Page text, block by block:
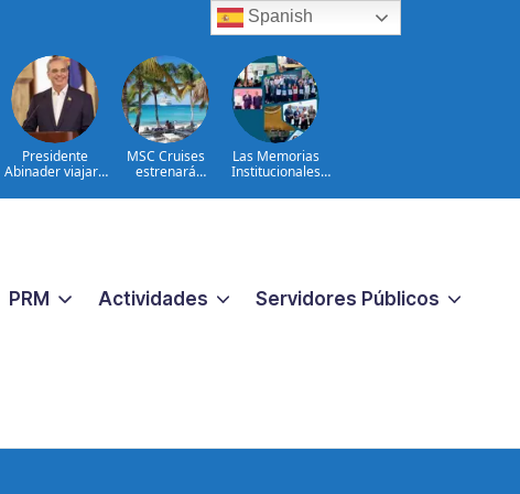
Presidente
Abinader viajará
participar en la
MSC Cruises
estrenará
Beach, un nuevo
Las Memorias
Institucionales
PRM Actividades Servidores Públicos
Spanish